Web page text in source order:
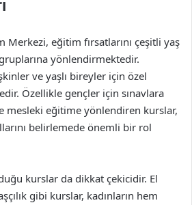
Merkezi, eğitim fırsatlarını çeşitli yaş
yönlendirmektedir.
ve yaşlı bireyler için özel
Özellikle gençler için sınavlara
mesleki eğitime yönlendiren kurslar,
belirlemede önemli bir rol
kurslar da dikkat çekicidir. El
gibi kurslar, kadınların hem